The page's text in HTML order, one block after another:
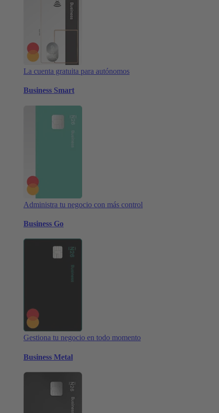
La cuenta gratuita para autónomos
Business Smart
Administra tu negocio con más control
Business Go
Gestiona tu negocio en todo momento
Business Metal